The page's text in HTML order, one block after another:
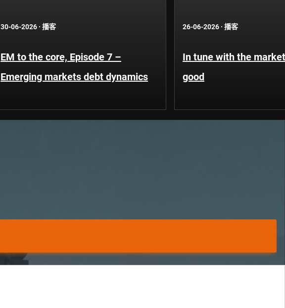
30-06-2026 · 播客
EM to the core, Episode 7 –
Emerging markets debt dynamics
26-06-2026 · 播客
In tune with the
good